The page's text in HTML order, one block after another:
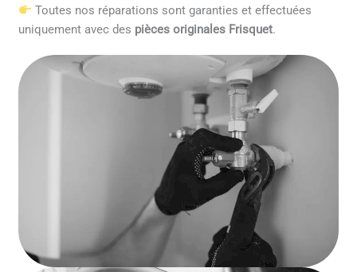
Toutes nos réparations sont garanties et effectuées
uniquement avec des pièces originales Frisquet.